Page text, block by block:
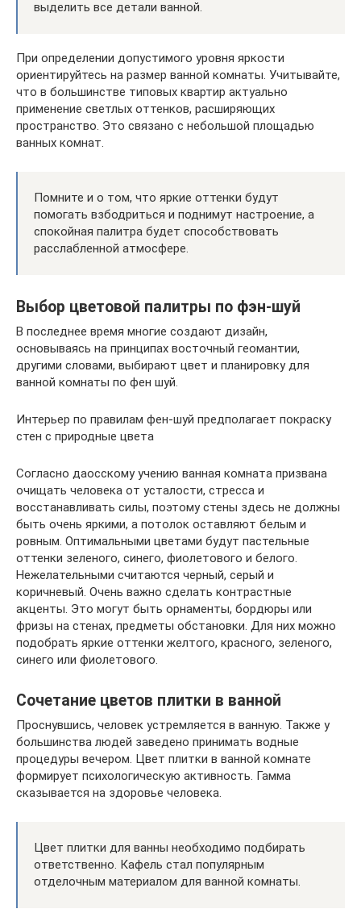
выделить все детали ванной.
При определении допустимого уровня яркости
ориентируйтесь на размер ванной комнаты. Учитывайте,
что в большинстве типовых квартир актуально
применение светлых оттенков, расширяющих
пространство. Это связано с небольшой площадью
ванных комнат.
Помните и о том, что яркие оттенки будут
помогать взбодриться и поднимут настроение, а
спокойная палитра будет способствовать
расслабленной атмосфере.
Выбор цветовой палитры по фэн-шуй
В последнее время многие создают дизайн,
основываясь на принципах восточный геомантии,
другими словами, выбирают цвет и планировку для
ванной комнаты по фен шуй.
Интерьер по правилам фен-шуй предполагает покраску
стен с природные цвета
Согласно даосскому учению ванная комната призвана
очищать человека от усталости, стресса и
восстанавливать силы, поэтому стены здесь не должны
быть очень яркими, а потолок оставляют белым и
ровным. Оптимальными цветами будут пастельные
оттенки зеленого, синего, фиолетового и белого.
Нежелательными считаются черный, серый и
коричневый. Очень важно сделать контрастные
акценты. Это могут быть орнаменты, бордюры или
фризы на стенах, предметы обстановки. Для них можно
подобрать яркие оттенки желтого, красного, зеленого,
синего или фиолетового.
Сочетание цветов плитки в ванной
Проснувшись, человек устремляется в ванную. Также у
большинства людей заведено принимать водные
процедуры вечером. Цвет плитки в ванной комнате
формирует психологическую активность. Гамма
сказывается на здоровье человека.
Цвет плитки для ванны необходимо подбирать
ответственно. Кафель стал популярным
отделочным материалом для ванной комнаты.